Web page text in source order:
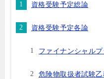
資格受験予定総論
資格受験予定各論
ファイナンシャル
危険物取扱者試験